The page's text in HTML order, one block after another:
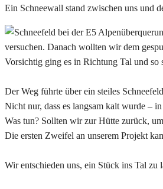
Ein Schneewall stand zwischen uns und
versuchen. Danach wollten wir dem
Vorsichtig ging es in Richtung Tal und
Der Weg führte über ein steiles
Nicht nur, dass es langsam kalt wurde –
Was tun? Sollten wir zur Hütte zurück,
Die ersten Zweifel an unserem Projekt
Wir entschieden uns, ein Stück ins Tal